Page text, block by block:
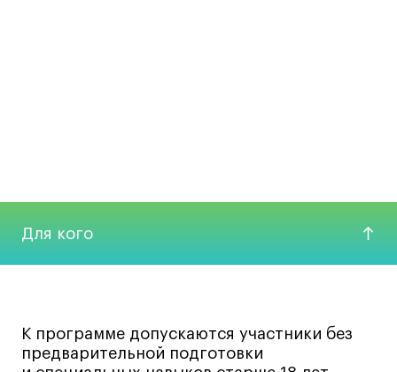
Для кого
К программе допускаются участники без
предварительной подготовки